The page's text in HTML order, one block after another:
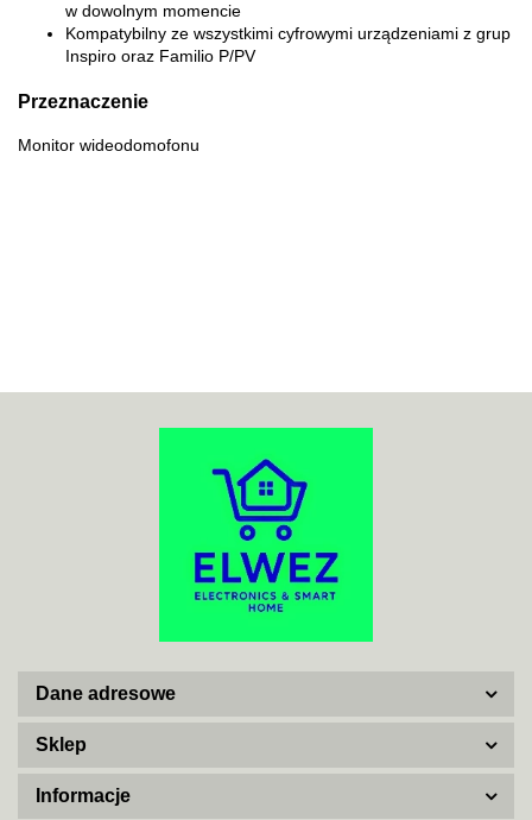
w dowolnym momencie
Kompatybilny ze wszystkimi cyfrowymi urządzeniami z grup
Inspiro oraz Familio P/PV
Przeznaczenie
Monitor wideodomofonu
ACO
ADATA
Dane adresowe
Sklep
Informacje